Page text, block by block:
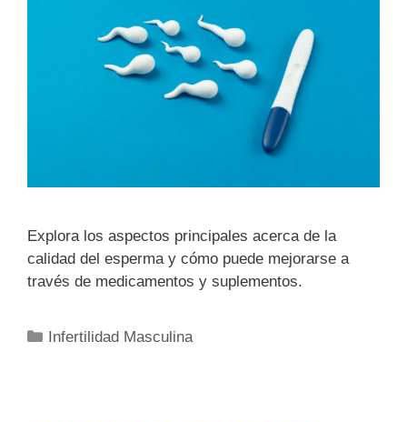
Explora los aspectos principales acerca de la
calidad del esperma y cómo puede mejorarse a
través de medicamentos y suplementos.
Infertilidad Masculina